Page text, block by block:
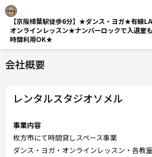
【京阪樟葉駅徒歩6分】★ダンス・ヨガ★有線
オンラインレッスン★ナンバーロックで入退室
時間利用OK★
会社概要
レンタルスタジオソメル
事業内容
枚方市にて時間貸しスペース事業
ダンス・ヨガ・オンラインレッスン・各教